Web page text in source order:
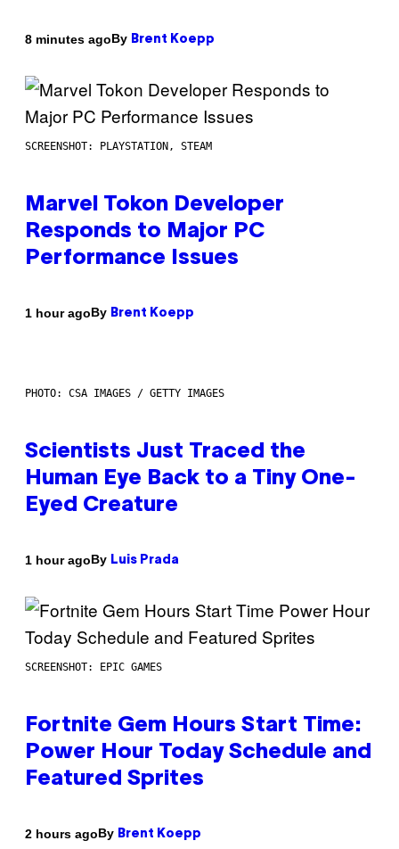
8 minutes agoBy Brent Koepp
SCREENSHOT: PLAYSTATION, STEAM
Marvel Tokon Developer
Responds to Major PC
Performance Issues
1 hour agoBy Brent Koepp
PHOTO: CSA IMAGES / GETTY IMAGES
Scientists Just Traced the
Human Eye Back to a Tiny One-
Eyed Creature
1 hour agoBy Luis Prada
SCREENSHOT: EPIC GAMES
Fortnite Gem Hours Start Time:
Power Hour Today Schedule and
Featured Sprites
2 hours agoBy Brent Koepp